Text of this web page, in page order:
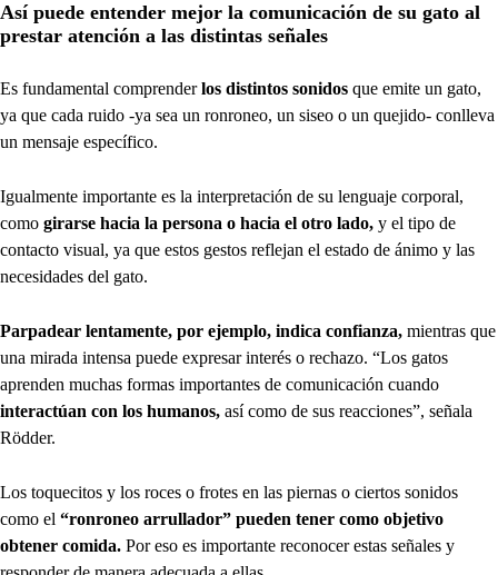
Así puede entender mejor la comunicación de su gato al
prestar atención a las distintas señales
Es fundamental comprenderlos distintos sonidos que emite un gato,
ya que cada ruido -ya sea un ronroneo, un siseo o un quejido- conlleva
un mensaje específico.
Igualmente importante es la interpretación de su lenguaje corporal,
como girarse hacia la persona o hacia el otro lado, y el tipo de
contacto visual, ya que estos gestos reflejan el estado de ánimo y las
necesidades del gato.
Parpadear lentamente, por ejemplo, indica confianza, mientras que
una mirada intensa puede expresar interés o rechazo. “Los gatos
aprenden muchas formas importantes de comunicación cuando
interactúan con los humanos, así como de sus reacciones”, señala
Rödder.
Los toquecitos y los roces o frotes en las piernas o ciertos sonidos
como el “ronroneo arrullador” pueden tener como objetivo
obtener comida. Por eso es importante reconocer estas señales y